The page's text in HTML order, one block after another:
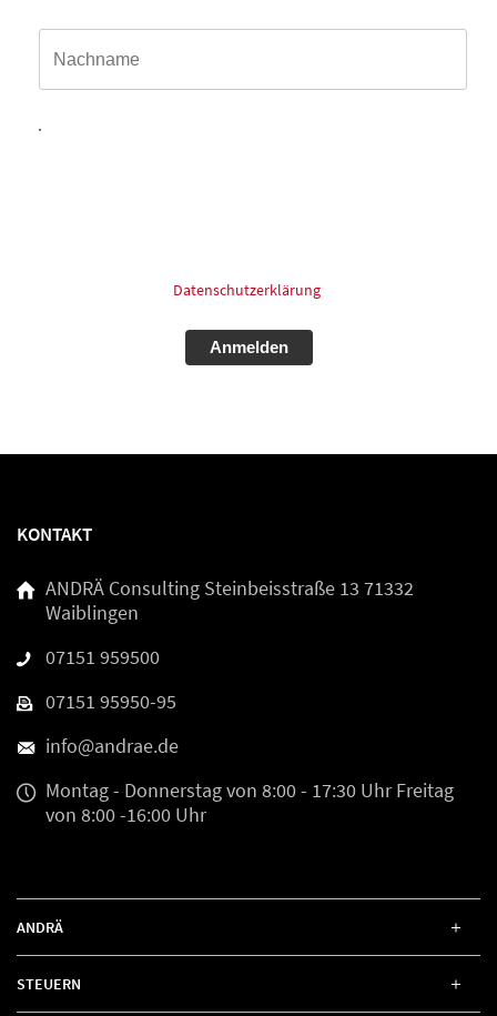
Datenschutzerklärung
KONTAKT
ANDRÄ Consulting Steinbeisstraße 13 71332
Waiblingen
07151 959500
07151 95950-95
info@andrae.de
Montag - Donnerstagvon 8:00 - 17:30 UhrFreitag
von 8:00 -16:00 Uhr
ANDRÄ
STEUERN